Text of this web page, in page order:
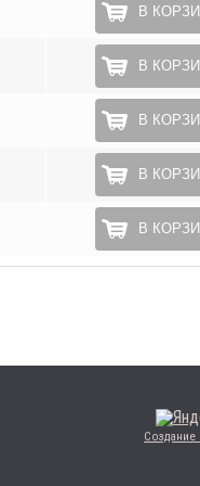
В
В
В
В
В
Создание